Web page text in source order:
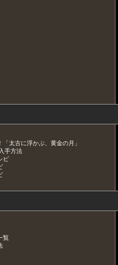
太古に浮かぶ、黄金の月」
手方法
ピ
覧